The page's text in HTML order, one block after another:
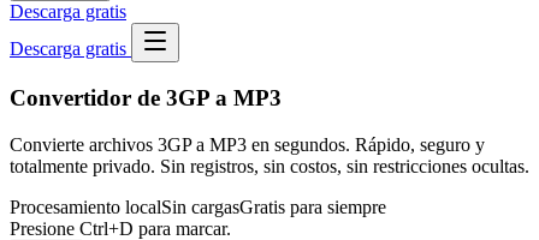
Descarga gratis
Descarga gratis
Convertidor de 3GP a MP3
Convierte archivos 3GP a MP3 en segundos. Rápido, seguro y
totalmente privado. Sin registros, sin costos, sin restricciones ocultas.
Procesamiento localSin cargasGratis para siempre
Presione Ctrl+D para marcar.